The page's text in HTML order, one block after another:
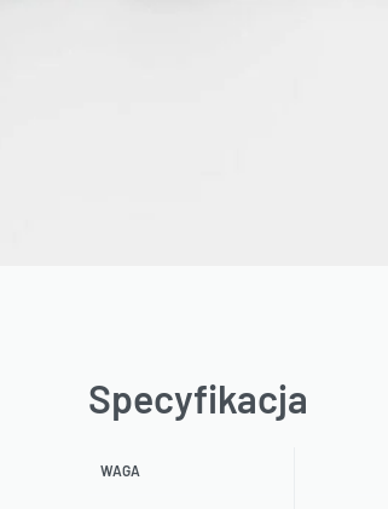
Specyfikacja
WAGA